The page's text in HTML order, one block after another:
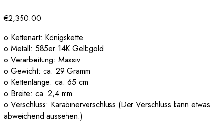
€2,350.00
o Kettenart: Königskette
o Metall: 585er 14K Gelbgold
o Verarbeitung: Massiv
o Gewicht: ca. 29 Gramm
o Kettenlänge: ca. 65 cm
o Breite: ca. 2,4 mm
o Verschluss: Karabinerverschluss (Der Verschluss kann etwas
abweichend aussehen.)